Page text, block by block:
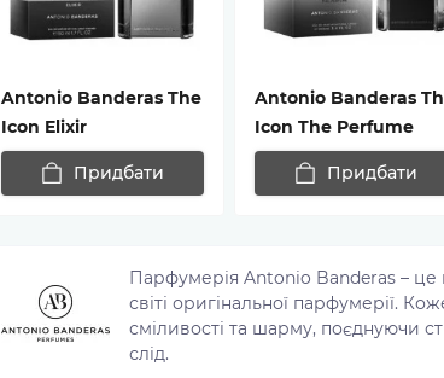
Antonio Banderas The
Icon Elixir
Придбати
Antonio Banderas
Icon The Perfume
Придбати
Парфумерія Antonio Banderas – це
світі оригінальної парфумерії.
сміливості та шарму, поєднуючи
слід.